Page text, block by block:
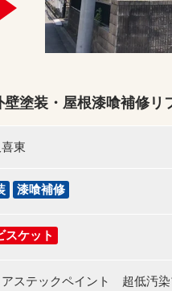
塗装・屋根漆喰補修リ
東
漆喰補修
スケット
ステックペイント 超低汚染